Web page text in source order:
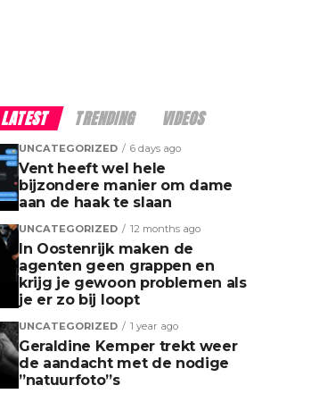
LATEST TRENDING VIDEOS
UNCATEGORIZED 6 days ago
Vent heeft wel hele
bijzondere manier om dame
aan de haak te slaan
UNCATEGORIZED 12 months ago
In Oostenrijk maken de
agenten geen grappen en
krijg je gewoon problemen als
je er zo bij loopt
UNCATEGORIZED 1 year ago
Geraldine Kemper trekt weer
de aandacht met de nodige
”natuurfoto”s